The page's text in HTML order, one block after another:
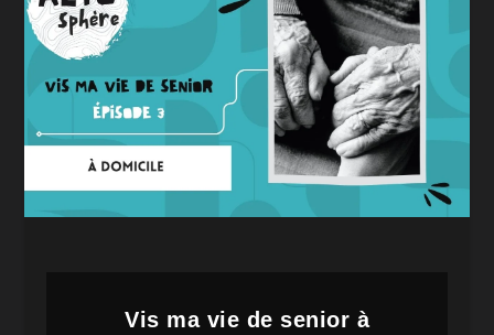
Vis ma vie de senior à